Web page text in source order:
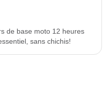
de base moto 12 heures
sans chichis!